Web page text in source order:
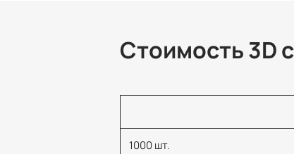
Стоимость 3D
1000 шт.